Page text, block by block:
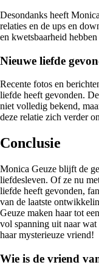
Desondanks heeft
relaties en de ups en
en kwetsbaarheid
Nieuwe liefde
Recente fotos en
liefde heeft gevonden.
niet volledig bekend,
deze relatie zich verder
Conclusie
Monica Geuze blijft de
liefdesleven. Of ze nu
liefde heeft gevonden,
van de laatste
Geuze maken haar tot
vol spanning uit naar
haar mysterieuze vriend!
Wie is de vriend